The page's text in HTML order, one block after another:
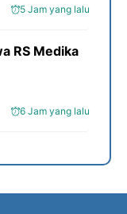
5 Jam yang lalu
RS Medika
6 Jam yang lalu